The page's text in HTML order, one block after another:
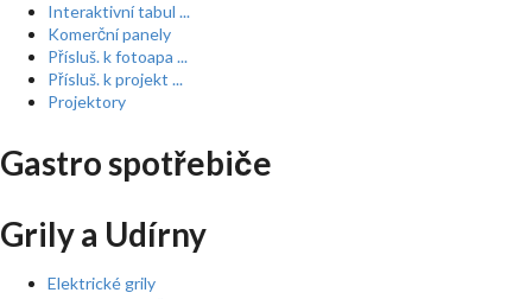
Interaktivní tabul ...
Komerční panely
Přísluš. k fotoapa ...
Přísluš. k projekt ...
Projektory
Gastro spotřebiče
Grily a Udírny
Elektrické grily